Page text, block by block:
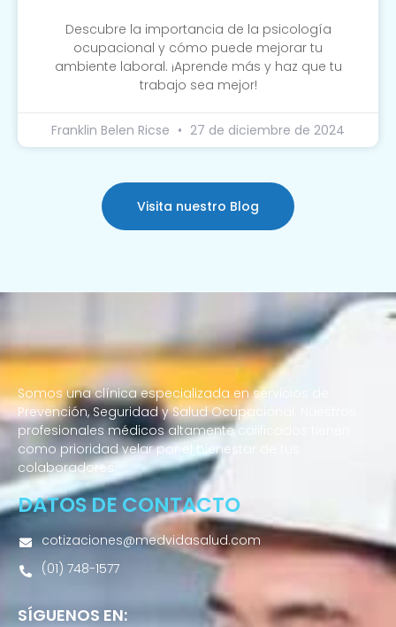
Descubre la importancia de la psicología
ocupacional y cómo puede mejorar tu
ambiente laboral. ¡Aprende más y haz que tu
trabajo sea mejor!
Franklin Belen Ricse 27 de diciembre de 2024
Visita nuestro Blog
Somos una clínica especializada en servicios de
Prevención, Seguridad y Salud Ocupacional. Nuestros
profesionales médicos altamente calificados tienen
como prioridad velar por el bienestar de tus
colaboradores.
DATOS DE CONTACTO
cotizaciones@medvidasalud.com
(01) 748-1577
SÍGUENOS EN: